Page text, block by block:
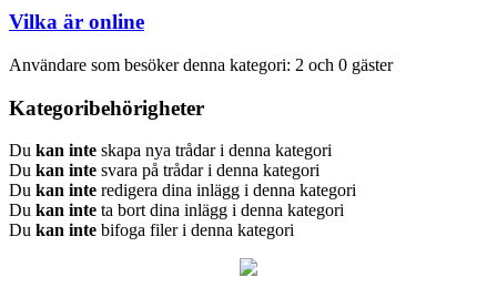
Vilka är online
Användare som besöker denna kategori: 2 och 0 gäster
Kategoribehörigheter
Du kan inte skapa nya trådar i denna kategori
Du kan inte svara på trådar i denna kategori
Du kan inte redigera dina inlägg i denna kategori
Du kan inte ta bort dina inlägg i denna kategori
Du kan inte bifoga filer i denna kategori